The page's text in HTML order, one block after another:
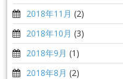
2018年11月 (2)
2018年10月 (3)
2018年9月 (1)
2018年8月 (2)